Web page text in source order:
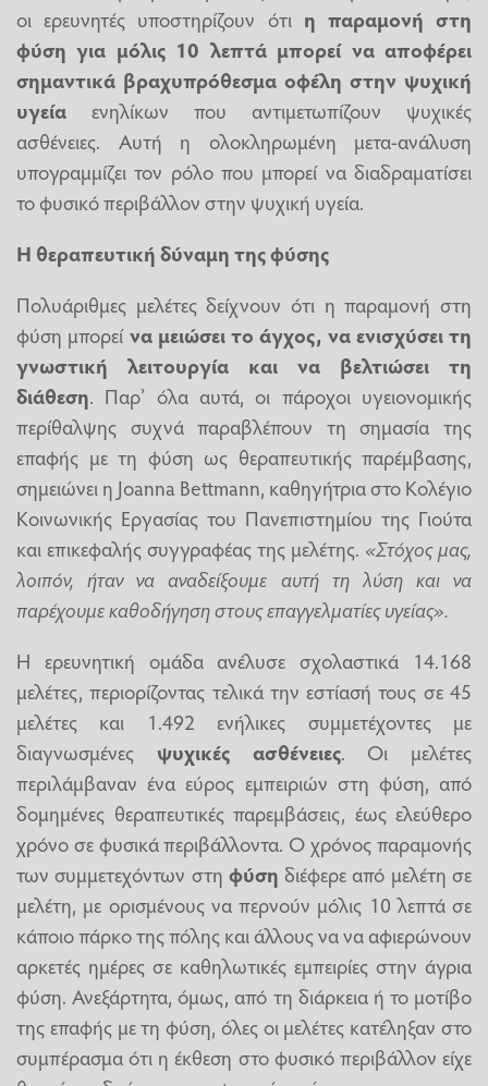
οι ερευνητές υποστηρίζουν ότι η παραμονή στη
φύση για μόλις 10 λεπτά μπορεί να αποφέρει
σημαντικά βραχυπρόθεσμα οφέλη στην ψυχική
υγεία ενηλίκων που αντιμετωπίζουν ψυχικές
ασθένειες. Αυτή η ολοκληρωμένη μετα-ανάλυση
υπογραμμίζει τον ρόλο που μπορεί να διαδραματίσει
το φυσικό περιβάλλον στην ψυχική υγεία.
Η θεραπευτική δύναμη της φύσης
Πολυάριθμες μελέτες δείχνουν ότι η παραμονή στη
φύση μπορείνα μειώσει τοάγχος, να ενισχύσει τη
γνωστική λειτουργία και να βελτιώσει τη
διάθεση. Παρ’ όλα αυτά, οι πάροχοι υγειονομικής
περίθαλψης συχνά παραβλέπουν τη σημασία της
επαφής με τη φύση ως θεραπευτικής παρέμβασης,
σημειώνει η Joanna Bettmann, καθηγήτρια στο Κολέγιο
Κοινωνικής Εργασίας του Πανεπιστημίου της Γιούτα
και επικεφαλής συγγραφέας της μελέτης. «Στόχος μας,
λοιπόν, ήταν να αναδείξουμε αυτή τη λύση και να
παρέχουμε καθοδήγηση στους επαγγελματίες υγείας».
Η ερευνητική ομάδα ανέλυσε σχολαστικά 14.168
μελέτες, περιορίζοντας τελικά την εστίασή τους σε 45
μελέτες και 1.492 ενήλικες συμμετέχοντες με
διαγνωσμένες ψυχικές ασθένειες. Οι μελέτες
περιλάμβαναν ένα εύρος εμπειριών στη φύση, από
δομημένες θεραπευτικές παρεμβάσεις, έως ελεύθερο
χρόνο σε φυσικά περιβάλλοντα. Ο χρόνος παραμονής
των συμμετεχόντων στη φύση διέφερε από μελέτη σε
μελέτη, με ορισμένους να περνούν μόλις 10 λεπτά σε
κάποιο πάρκο της πόλης και άλλους να να αφιερώνουν
αρκετές ημέρες σε καθηλωτικές εμπειρίες στην άγρια
φύση. Ανεξάρτητα, όμως, από τη διάρκεια ή το μοτίβο
της επαφής με τη φύση, όλες οι μελέτες κατέληξαν στο
συμπέρασμα ότι η έκθεση στο φυσικό περιβάλλον είχε